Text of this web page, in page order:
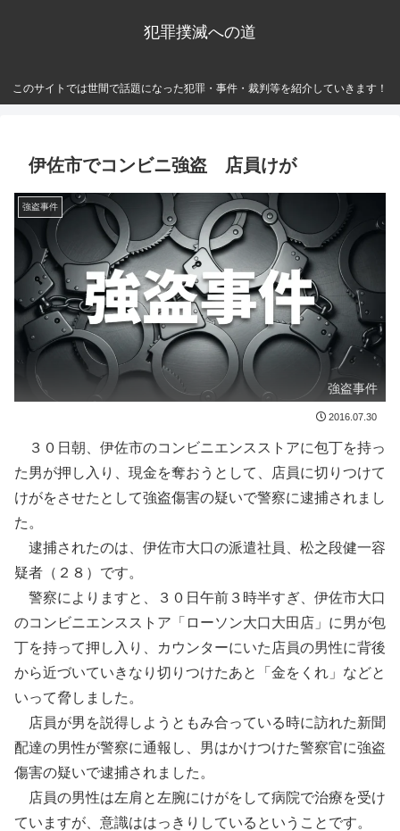
犯罪撲滅への道
このサイトでは世間で話題になった犯罪・事件・裁判等を紹介していきます！
伊佐市でコンビニ強盗 店員けが
強盗事件
強盗事件
2016.07.30
３０日朝、伊佐市のコンビニエンスストアに包丁を持っ
た男が押し入り、現金を奪おうとして、店員に切りつけて
けがをさせたとして強盗傷害の疑いで警察に逮捕されまし
た。
逮捕されたのは、伊佐市大口の派遣社員、松之段健一容
疑者（２８）です。
警察によりますと、３０日午前３時半すぎ、伊佐市大口
のコンビニエンスストア「ローソン大口大田店」に男が包
丁を持って押し入り、カウンターにいた店員の男性に背後
から近づいていきなり切りつけたあと「金をくれ」などと
いって脅しました。
店員が男を説得しようともみ合っている時に訪れた新聞
配達の男性が警察に通報し、男はかけつけた警察官に強盗
傷害の疑いで逮捕されました。
店員の男性は左肩と左腕にけがをして病院で治療を受け
ていますが、意識ははっきりしているということです。